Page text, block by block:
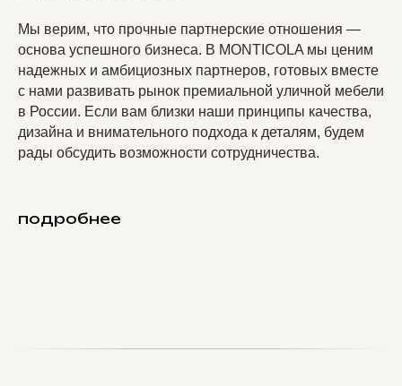
Мы верим, что прочные партнерские отношения —
основа успешного бизнеса. В MONTICOLA мы ценим
надежных и амбициозных партнеров, готовых вместе
с нами развивать рынок премиальной уличной мебели
в России. Если вам близки наши принципы качества,
дизайна и внимательного подхода к деталям, будем
рады обсудить возможности сотрудничества.
подробнее